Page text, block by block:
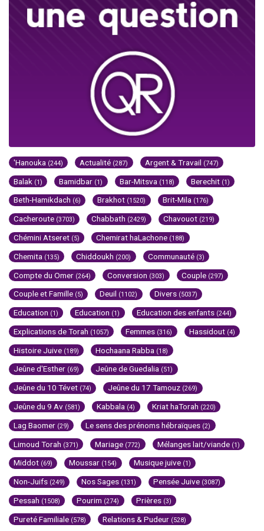
'Hanouka (244) Actualité (287) Argent & Travail (747)
Balak (1) Bamidbar (1) Bar-Mitsva (118) Berechit (1)
Beth-Hamikdach (6) Brakhot (1520) Brit-Mila (176)
Cacheroute (3703) Chabbath (2429) Chavouot (219)
Chémini Atseret (5) Chemirat haLachone (188)
Chemita (135) Chiddoukh (200) Communauté (3)
Compte du Omer (264) Conversion (303) Couple (297)
Couple et Famille (5) Deuil (1102) Divers (5037)
Education (1) Education (1) Education des enfants (244)
Explications de Torah (1057) Femmes (316) Hassidout (4)
Histoire Juive (189) Hochaana Rabba (18)
Jeûne d'Esther (69) Jeûne de Guedalia (51)
Jeûne du 10 Tévet (74) Jeûne du 17 Tamouz (269)
Jeûne du 9 Av (581) Kabbala (4) Kriat haTorah (220)
Lag Baomer (29) Le sens des prénoms hébraïques (2)
Limoud Torah (371) Mariage (772) Mélanges lait/viande (1)
Middot (69) Moussar (154) Musique juive (1)
Non-Juifs (249) Nos Sages (131) Pensée Juive (3087)
Pessah (1508) Pourim (274) Prières (3)
Pureté Familiale (578) Relations & Pudeur (528)